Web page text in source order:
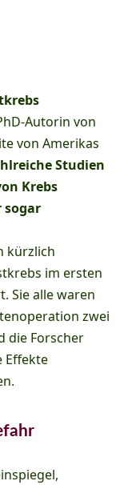
Autorin von
von Amerikas
Studien
Krebs
sogar
kürzlich
im ersten
Sie alle waren
zwei
die Forscher
Effekte